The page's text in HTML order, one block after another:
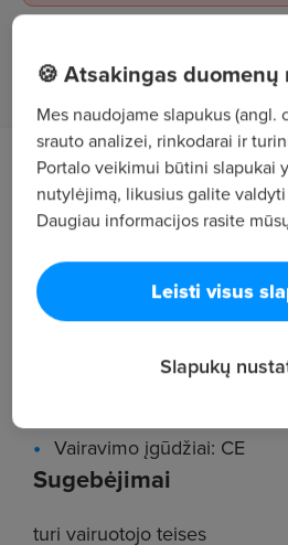
Žiūrėti
Darbo aprašymas
Krovinių pervežimas
Reikalavimai
Pareigos: Vairuotojas
Darbo patirtis: Nuo 1 metų
Vairavimo įgūdžiai: CE
Sugebėjimai
turi vairuotojo teises
🍪 Atsakingas duomenų
Mes naudojame slapukus (angl.
srauto analizei, rinkodarai ir
Portalo veikimui būtini slapukai
nutylėjimą, likusius galite
Daugiau informacijos rasite
Leisti visus
Slapukų